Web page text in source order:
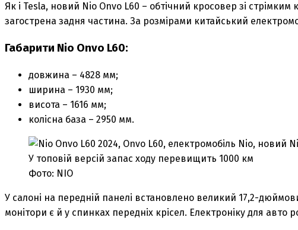
Як і Tesla, новий Nio Onvo L60 – обтічний кросовер зі
загострена задня частина. За розмірами китайський
Габарити Nio Onvo L60:
довжина – 4828 мм;
ширина – 1930 мм;
висота – 1616 мм;
колісна база – 2950 мм.
У топовій версій запас ходу перевищить 1000 км
Фото: NIO
У салоні на передній панелі встановлено великий 17,2-
монітори є й у спинках передніх крісел. Електроніку для авто